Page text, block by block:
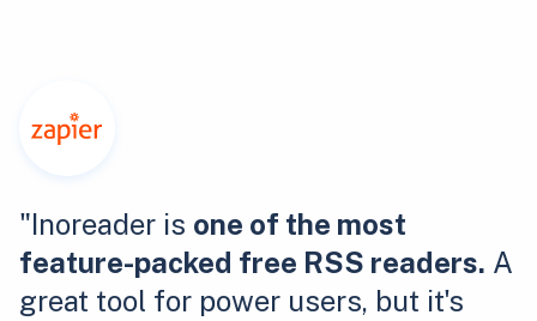
"Inoreader is one of the most
feature-packed free RSS readers. A
great tool for power users, but it's